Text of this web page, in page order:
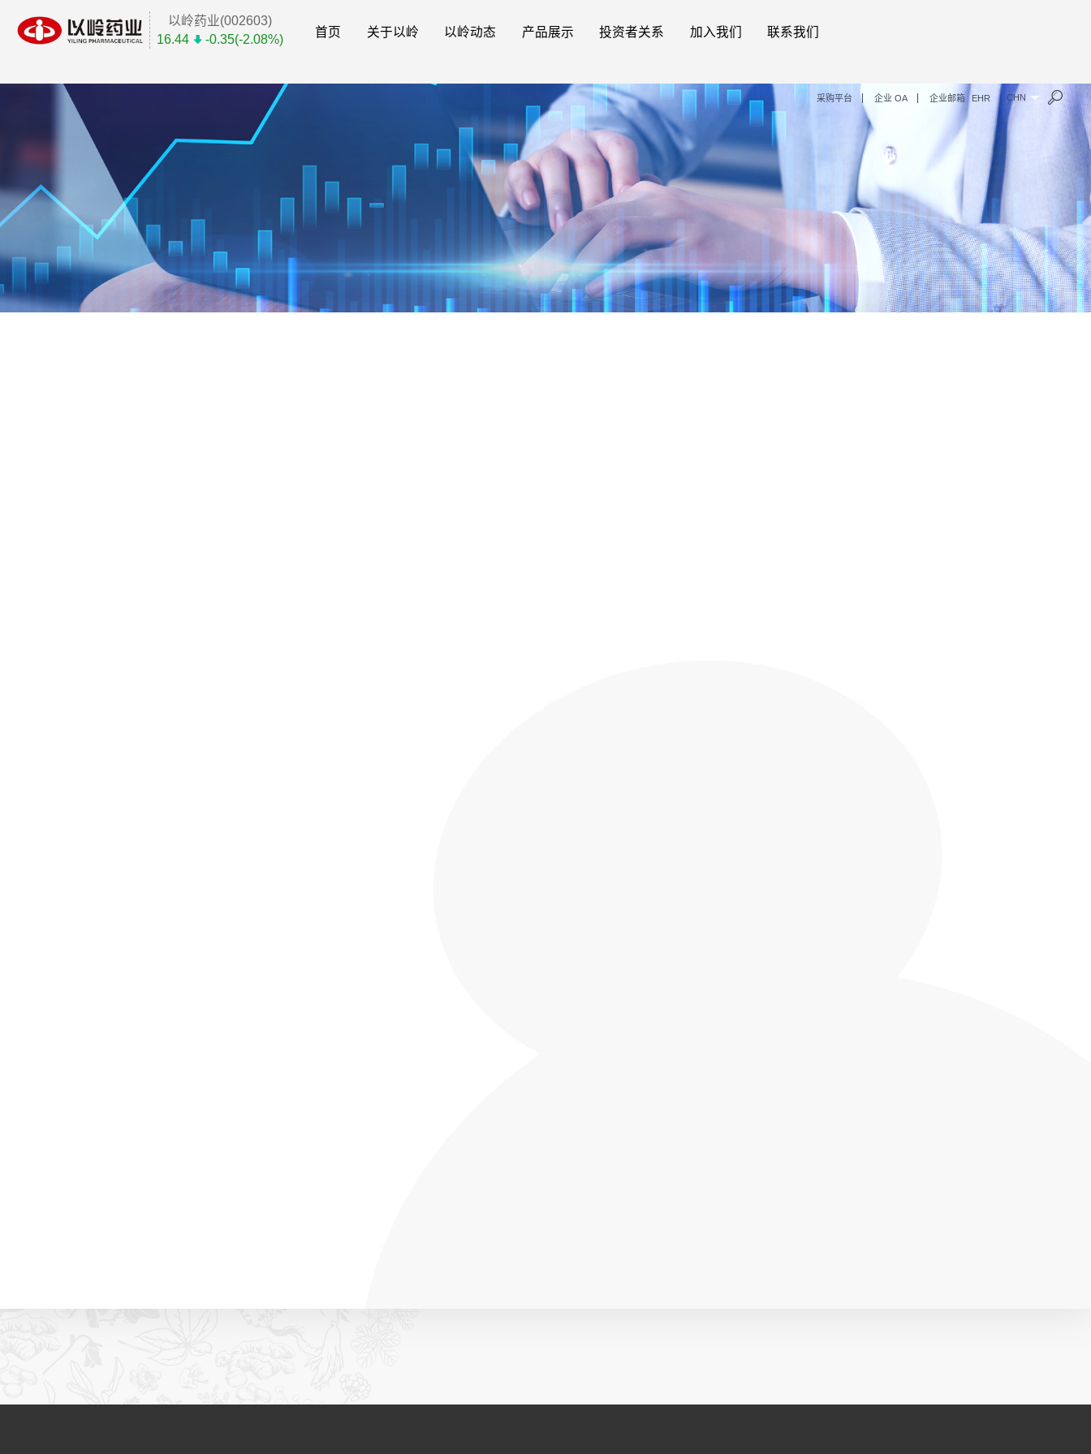
以岭药业(002603)
16.44
-0.35(-2.08%)
首页 关于以岭 以岭动态 产品展示 投资者关系 加入我们 联系我们
采购平台 企业 OA 企业邮箱 EHR CHN